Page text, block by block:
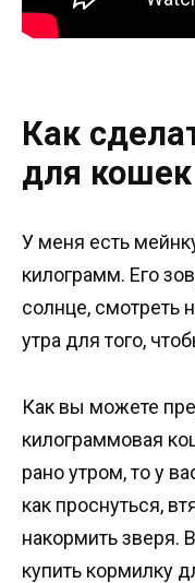
Как
для
У меня есть
килограмм. Его
солнце, смотреть
утра для того,
Как вы можете
килограммовая
рано утром, то у
как проснуться,
накормить зверя.
купить кормилку